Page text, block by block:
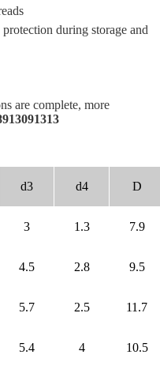
during storage and
are complete, more
d3 d4 D
3 1.3 7.9
4.5 2.8 9.5
5.7 2.5 11.7
5.4 4 10.5